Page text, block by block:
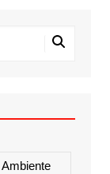
Ambiente